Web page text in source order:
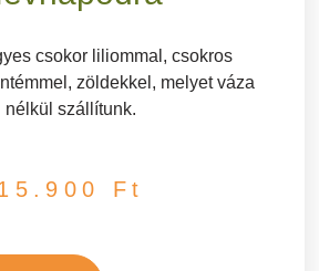
csokor liliommal, csokros
zöldekkel, melyet váza
nélkül szállítunk.
Ft